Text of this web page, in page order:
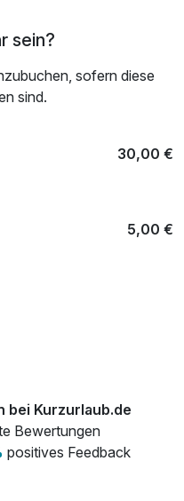
sein?
sofern diese
sind.
30,00 €
5,00 €
15,00 €
bei Kurzurlaub.de
Bewertungen
positives Feedback